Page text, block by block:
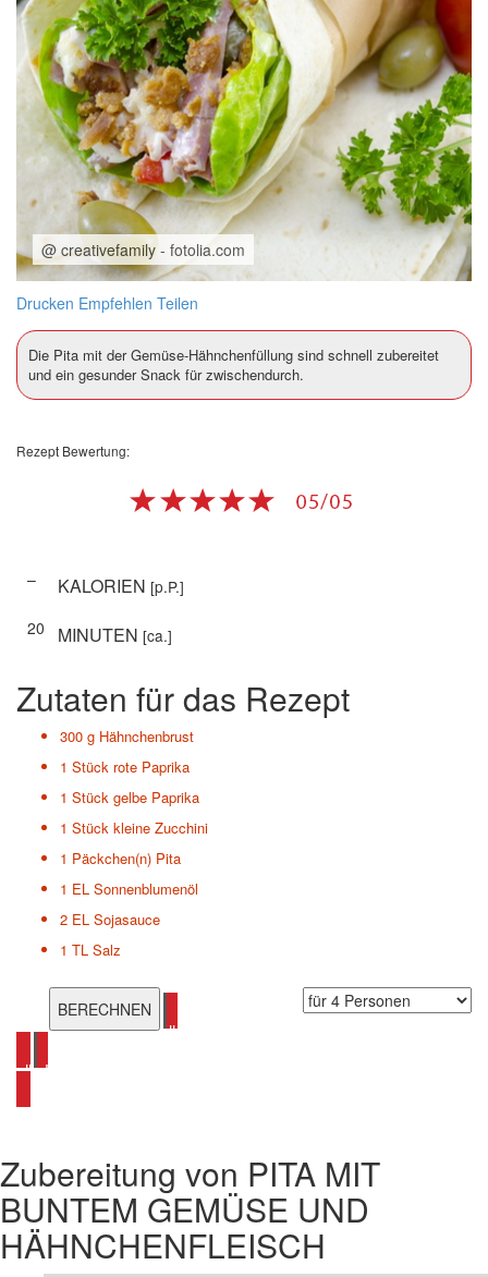
@ creativefamily - fotolia.com
Drucken Empfehlen Teilen
Die Pita mit der Gemüse-Hähnchenfüllung sind schnell zubereitet
und ein gesunder Snack für zwischendurch.
Rezept Bewertung:
– KALORIEN [p.P.]
20
MINUTEN [ca.]
Zutaten für das Rezept
300 g Hähnchenbrust
1 Stück rote Paprika
1 Stück gelbe Paprika
1 Stück kleine Zucchini
1 Päckchen(n) Pita
1 EL Sonnenblumenöl
2 EL Sojasauce
1 TL Salz
alle Pita Rezepte ansehen
alle Hähnchen Rezepte ansehen
Zubereitung von PITA MIT
BUNTEM GEMÜSE UND
HÄHNCHENFLEISCH